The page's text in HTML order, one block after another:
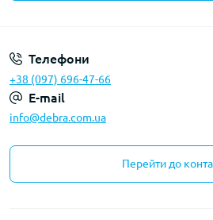
Телефони
+38 (097) 696-47-66
E-mail
info@debra.com.ua
Перейти до